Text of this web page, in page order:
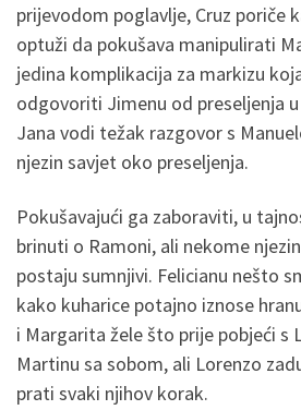
prijevodom poglavlje, Cruz poriče
optuži da pokušava manipulirati
jedina komplikacija za markizu
odgovoriti Jimenu od preseljenja
Jana vodi težak razgovor s
njezin savjet oko preseljenja.
Pokušavajući ga zaboraviti, u
brinuti o Ramoni, ali nekome
postaju sumnjivi. Felicianu nešto
kako kuharice potajno iznose
i Margarita žele što prije pobjeći s
Martinu sa sobom, ali Lorenzo
prati svaki njihov korak.